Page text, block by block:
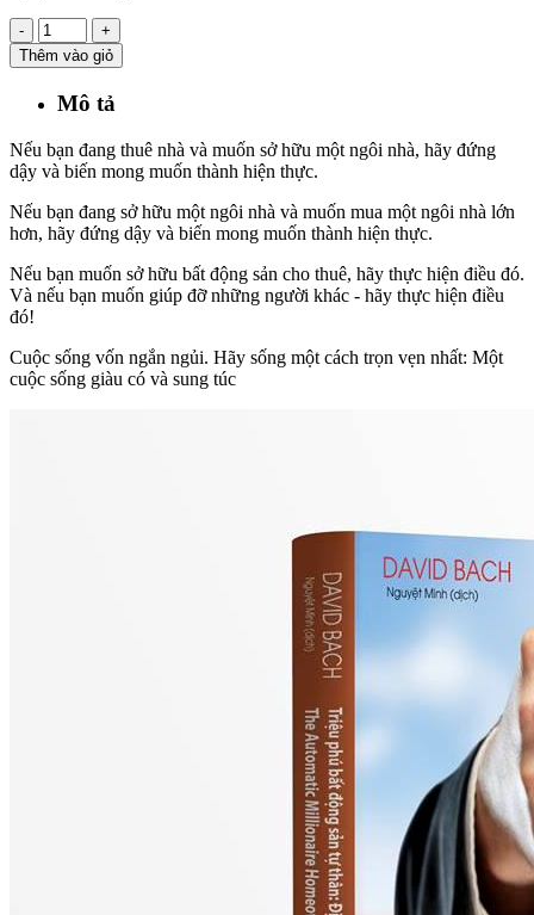
-
+
Thêm vào giỏ
Mô tả
Nếu bạn đang thuê nhà và muốn sở hữu một ngôi nhà, hãy đứng
dậy và biến mong muốn thành hiện thực.
Nếu bạn đang sở hữu một ngôi nhà và muốn mua một ngôi nhà lớn
hơn, hãy đứng dậy và biến mong muốn thành hiện thực.
Nếu bạn muốn sở hữu bất động sản cho thuê, hãy thực hiện điều đó.
Và nếu bạn muốn giúp đỡ những người khác - hãy thực hiện điều
đó!
Cuộc sống vốn ngắn ngủi. Hãy sống một cách trọn vẹn nhất: Một
cuộc sống giàu có và sung túc